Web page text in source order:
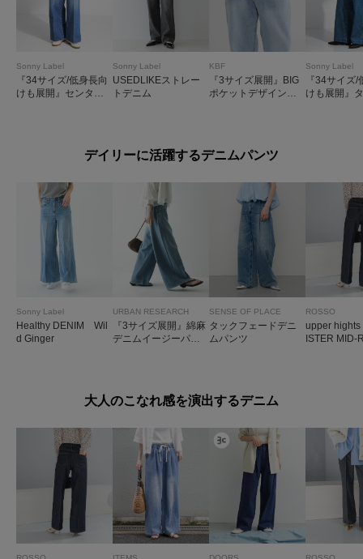
Sonny Label
『34サイズ/低身長向
けも展開』センター
Sonny Label
USEDLIKEストレー
トデニム
KBF
『3サイズ展開』BIG
ポケットデザインデ
Sonny Label
『34サイズ/
けも展開』
デイリーに活躍するデニムパンツ
Sonny Label
Healthy DENIM Wil
d Ginger
URBAN RESEARCH
『3サイズ展開』綿麻
デニムイージーパン
SENSE OF PLACE
タックフェードデニ
ムパンツ
ROSSO
upper
ISTER MID-
大人のこなれ感を演出するデニム